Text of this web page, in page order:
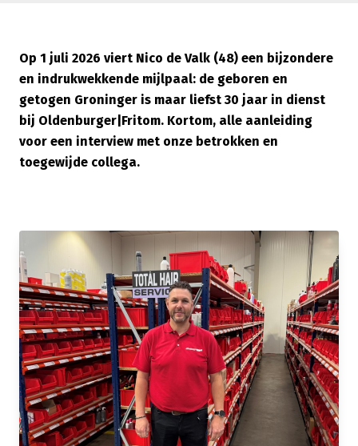
Op 1 juli 2026 viert Nico de Valk (48) een bijzondere
en indrukwekkende mijlpaal: de geboren en
getogen Groninger is maar liefst 30 jaar in dienst
bij Oldenburger|Fritom. Kortom, alle aanleiding
voor een interview met onze betrokken en
toegewijde collega.